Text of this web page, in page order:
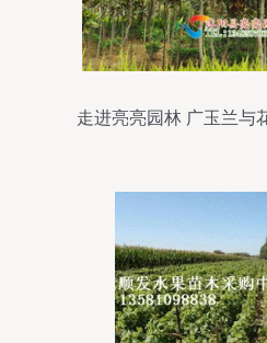
走进亮亮园林 广玉兰与